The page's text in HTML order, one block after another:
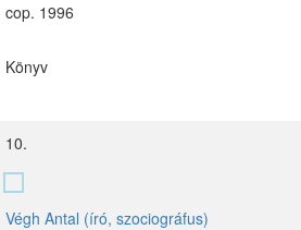
cop. 1996
Könyv
10.
Végh Antal (író, szociográfus)